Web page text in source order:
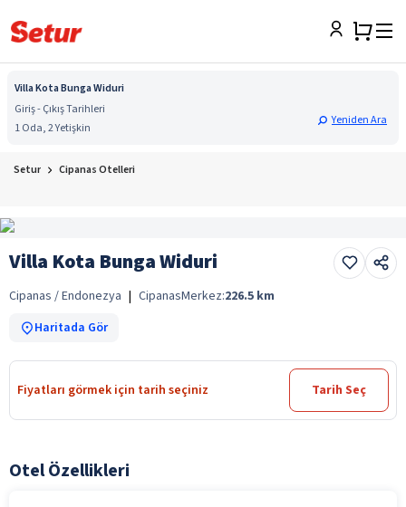
Villa Kota Bunga Widuri
Giriş - Çıkış Tarihleri
1 Oda, 2 Yetişkin
Yeniden Ara
Setur Cipanas Otelleri
Villa Kota Bunga Widuri
Cipanas / Endonezya | CipanasMerkez:226.5 km
Haritada Gör
Fiyatları görmek için tarih seçiniz Tarih Seç
Otel Özellikleri